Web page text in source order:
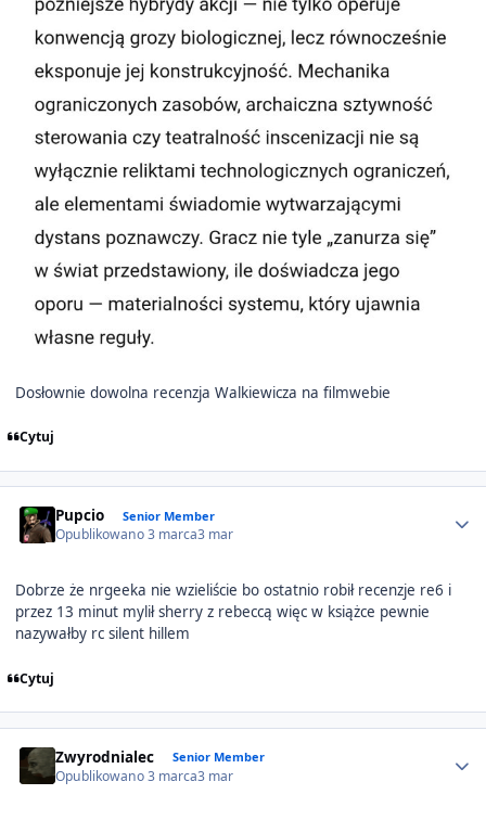
Dosłownie dowolna recenzja Walkiewicza na filmwebie
Cytuj
Pupcio Senior Member
Opublikowano3 marca3 mar
Dobrze że nrgeeka nie wzieliście bo ostatnio robił recenzje re6 i
przez 13 minut mylił sherry z rebeccą więc w książce pewnie
nazywałby rc silent hillem
Cytuj
Zwyrodnialec Senior Member
Opublikowano3 marca3 mar